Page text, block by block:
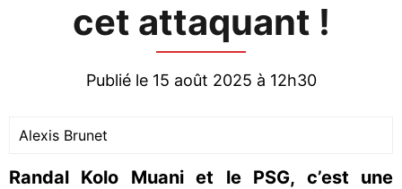
cet attaquant !
Publié le 15 août 2025 à 12h30
Alexis Brunet
Randal Kolo Muani et le PSG, c’est une